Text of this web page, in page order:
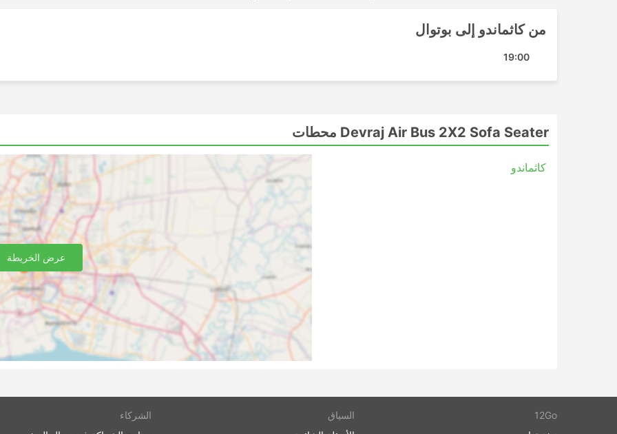
Devraj Air Bus 2X2 Sofa Seater أسعار التذاكر وفئات الحافلات
أحد أفضل الأشياء المتعلقة بالسفر بالحافلات هو أنه يمكنك تخصيص رحلتك تقريبًا مع تعديلها وفقًا لمتطلباتك الخاصة
المتعلقة بالخصوصية والراحة، حيث تلبي فئات وأنواع الحافلات المختلفة الاحتياجات المختلفة للمسافرين. عادة ما يتم تقديم
أرخص الرحلات بواسطة حافلات من الدرجة الأولى. قد يتم تسميتها محلية أو سريعة أو عادية. هذه اختيار جيد للرحلات
القصيرة. إن حافلات VIP أو حفلات النوم من الدرجة الأولى الذين يعدون جيدون للرحلات الطويلة والمبيت= قد يوفرون
أرصفة أو مقاعد مائلة ناعمة واسعة، وأحيانًا مع خيارات تدليك مدمجة، وبطانيات، ومشروبات غازية، ووجبات خفيفة، أو
المزيد من الوجبات الأساسية على متن الطائرة أو أثناء وقت المرحاض أو التزود بالوقود. يتيح لك السفر بالحافلات الليلية
توفير المال بالاستغناء عن حجز في غرفة الفندق، ولكن لضمان الرحلة الأكثر راحة، اختر فئة الحافلة الخاصة بك بحكمة.
تعتمد الأسعار دائمًا على المسافة التي تقطعها ونوع الحافلة. لبعض المسافرين، حتى في الرحلات القصيرة، فإن الأمر
يستحق استثمار بعض الأموال الإضافية وشراء مقعد في حافلة VIP حيث يمكن أن يوفر لك ضعف الوقت الذي تقضيه في
الدولة بأكملها تقريبًا، ومساراتها معروفة ومتينة.
على عكس السفر الجوي وبعض الأحيان في حال السفر بالسكك الحديدية، فإن ركوب الحافلة لا يتطلب الوصول إلى
الحافلات قبل ذلك بكثير. لا يستغرق تسجيل الوصول، حتى على الطرق الدولية، الكثير من الوقت. عادةً ما تكون بدلات
من كاثماندو إلى بوتوال
19:00
Devraj Air Bus 2X2 Sofa Seater محطات
كاثماندو
عرض الخريطة
12Go
السياق
الشركاء